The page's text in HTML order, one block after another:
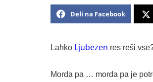
Deli na Facebook
Lahko Ljubezen res reši
Morda pa … morda pa je